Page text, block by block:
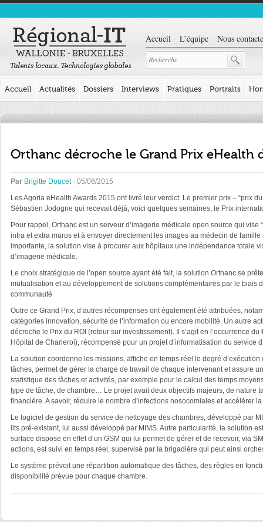
Accueil L’équipe Nous
Accueil Actualités Dossiers Interviews Pratiques Portraits
Orthanc décroche le Grand Prix eHealth
Par Brigitte Doucet· 05/06/2015
Les Agoria eHealth Awards 2015 ont livré leur verdict. Le premier prix – “prix
Sébastien Jodogne qui recevait déjà, voici quelques semaines, le Prix
Pour rappel, Orthanc est un serveur d’imagerie médicale open source qui
intra et extra muros et à envoyer directement les images au médecin de
importante, la solution vise à procurer aux hôpitaux une indépendance totale
d’imagerie médicale.
Le choix stratégique de l’open source ayant été fait, la solution Orthanc se
mutualisation et au développement de solutions complémentaires par le biais
communauté
Outre ce Grand Prix, d’autres récompenses ont également été attribuées,
catégories innovation, sécurité de l’information ou encore mobilité. Un autre
décroche le Prix du ROI (retour sur investissement). Il s’agit en l’occurrence du
Hôpital de Charleroi), récompensé pour un projet d’informatisation du service
La solution coordonne les missions, affiche en temps réel le degré d’exécution
tâches, permet de gérer la charge de travail de chaque intervenant et assure
statistique des tâches et activités, par exemple pour le calcul des temps
type de tâche, de chambre… Le projet avait deux objectifs majeurs, de nature
financière. A savoir, réduire le nombre d’infections nosocomiales et accélérer
Le logiciel de gestion du service de nettoyage des chambres, développé par
lits pré-existant, lui aussi développé par MIMS. Autre particularité, la solution
surface dispose en effet d’un GSM qui lui permet de gérer et de recevoir, via
actions, est suivi en temps réel, supervisé par la brigadière qui peut ainsi
Le système prévoit une répartition automatique des tâches, des règles en
disponibilité prévue pour chaque chambre.